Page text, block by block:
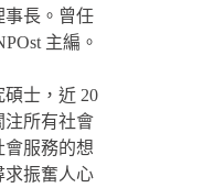
事長。曾任
主編。
碩士，近 20
注所有社會
服務的想
求振奮人心